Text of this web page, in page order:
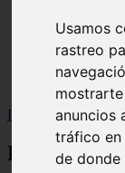
Usamos
rastreo
anuncios
tráfico en
de donde
producto
reposteria
venezuela
verduras
Inicio
recetas >
Receta